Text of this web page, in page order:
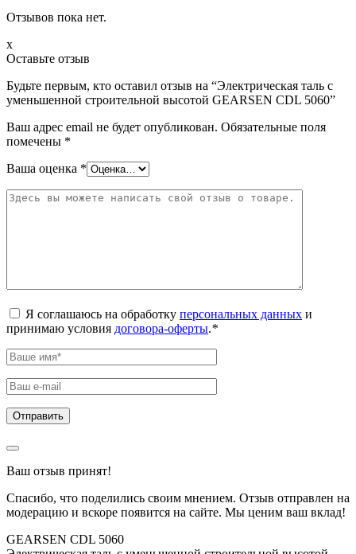
Отзывов пока нет.
x
Оставьте отзыв
Будьте первым, кто оставил отзыв на “Электрическая таль с
уменьшенной строительной высотой GEARSEN CDL 5060”
Ваш адрес email не будет опубликован. Обязательные поля
помечены *
Ваша оценка *
Я соглашаюсь на обработку персональных данных и
принимаю условия договора-оферты.*
Ваш отзыв принят!
Спасибо, что поделились своим мнением. Отзыв отправлен на
модерацию и вскоре появится на сайте. Мы ценим ваш вклад!
GEARSEN CDL 5060